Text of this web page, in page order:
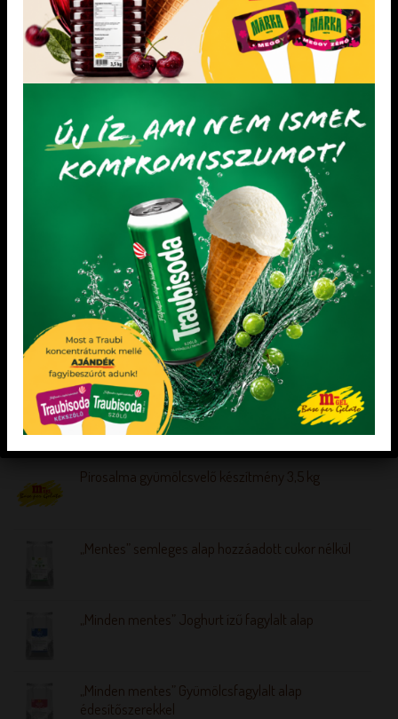
Azzurro fagylaltpor 2,05 kg
Felhasználási javaslat 2,05 kg fagylaltpor +
4 l víz vagy 2,05 kg fagylaltpor + 2 l víz + 2 l
KEDVENCEM!
DIA-WELLNESS FAGYLALT ALAPOK
Dia-wellness csokoládé fagylaltpor
Felhasználási javaslat: 2,05 kg fagylaltpor
4,2-5 l víz hozzáadásával A cukor helyett
maltitot, eritritet és xylitet tartalmazó
ételek fogyasztása, a fogyasztást követően
kisebb mértékű vércukorszint emelkedést
okoz, mint a cukrot tartalmazó ételek
fogyasztása. Figyeljen a kiegyensúlyozott
és változott táplálkozásra. Túlzott
fogyasztása hashajtó hatású lehet
KEDVENCEM!
LEGÚJABB TERMÉKEK
Pirosalma gyümölcsvelő készítmény 3,5 kg
„Mentes” semleges alap hozzáadott cukor nélkül
„Minden mentes” Joghurt ízű fagylalt alap
„Minden mentes” Gyümölcsfagylalt alap
édesítőszerekkel